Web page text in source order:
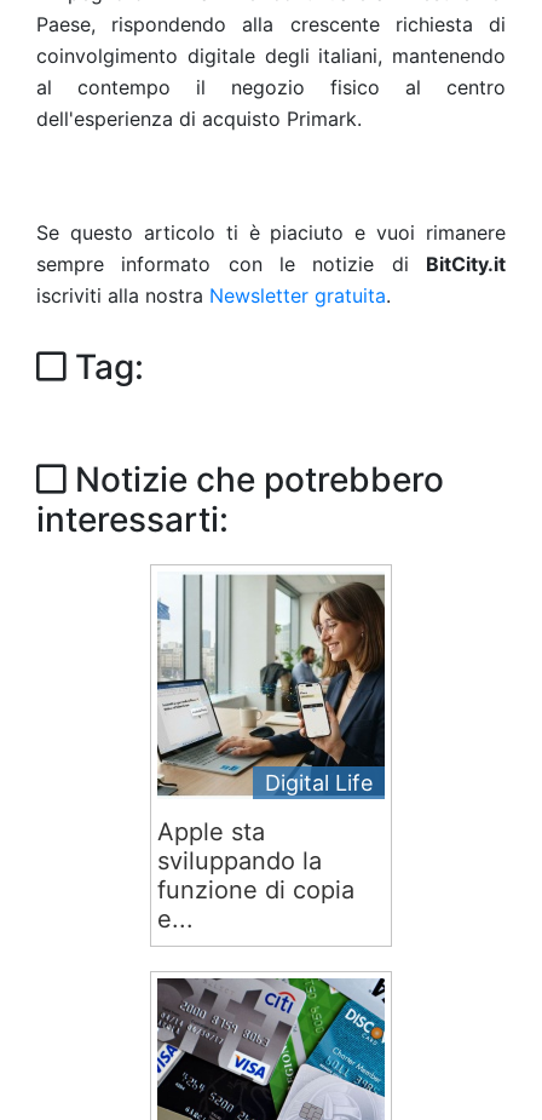
Paese, rispondendo alla crescente richiesta di
coinvolgimento digitale degli italiani, mantenendo
al contempo il negozio fisico al centro
dell'esperienza di acquisto Primark.
Se questo articolo ti è piaciuto e vuoi rimanere
sempre informato con le notizie di BitCity.it
iscriviti alla nostra Newsletter gratuita.
Tag:
Notizie che potrebbero
interessarti:
Digital Life
Apple sta
sviluppando la
funzione di copia
e...